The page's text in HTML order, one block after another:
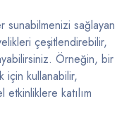
sunabilmenizi sağlayan
çeşitlendirebilir,
Örneğin, bir
için kullanabilir,
etkinliklere katılım